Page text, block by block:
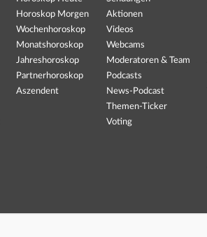
Horoskop Morgen
Wochenhoroskop
Monatshoroskop
Jahreshoroskop
Partnerhoroskop
Aszendent
Aktionen
Videos
Webcams
Moderatoren & Team
Podcasts
News-Podcast
Themen-Ticker
Voting